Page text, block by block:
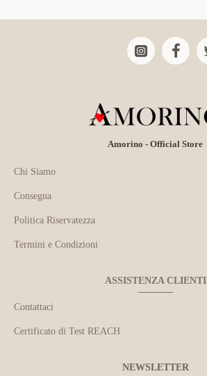
Amorino - Official Store
Chi Siamo
Consegna
Politica Riservatezza
Termini e Condizioni
ASSISTENZA CLIENTI
Contattaci
Certificato di Test REACH
NEWSLETTER